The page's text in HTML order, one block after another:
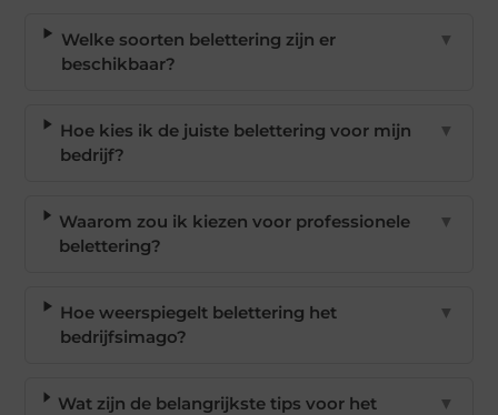
Welke soorten belettering zijn er
beschikbaar?
▼
Hoe kies ik de juiste belettering voor mijn
bedrijf?
▼
Waarom zou ik kiezen voor professionele
belettering?
▼
Hoe weerspiegelt belettering het
bedrijfsimago?
▼
Wat zijn de belangrijkste tips voor het
▼